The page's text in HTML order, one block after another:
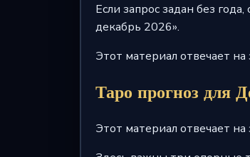
Если запрос задан без
декабрь 2026».
Этот материал отвечает
Таро прогноз для
Этот материал отвечает